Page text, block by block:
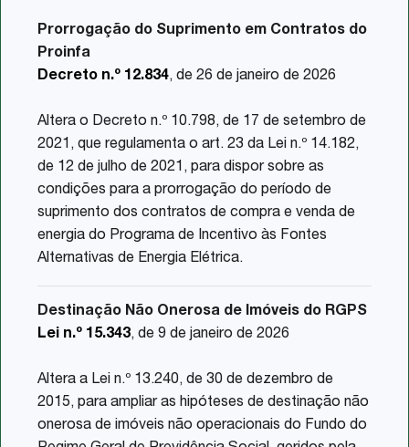
Prorrogação do Suprimento em Contratos do
Proinfa
Decreto n.º 12.834, de 26 de janeiro de 2026
Altera o Decreto n.º 10.798, de 17 de setembro de
2021, que regulamenta o art. 23 da Lei n.º 14.182,
de 12 de julho de 2021, para dispor sobre as
condições para a prorrogação do período de
suprimento dos contratos de compra e venda de
energia do Programa de Incentivo às Fontes
Alternativas de Energia Elétrica.
Destinação Não Onerosa de Imóveis do RGPS
Lei n.º 15.343, de 9 de janeiro de 2026
Altera a Lei n.º 13.240, de 30 de dezembro de
2015, para ampliar as hipóteses de destinação não
onerosa de imóveis não operacionais do Fundo do